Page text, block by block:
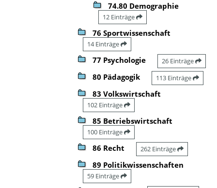
74.80 Demographie
12 Einträge
76 Sportwissenschaft
14 Einträge
77 Psychologie 26 Einträge
80 Pädagogik 113 Einträge
83 Volkswirtschaft
102 Einträge
85 Betriebswirtschaft
100 Einträge
86 Recht 262 Einträge
89 Politikwissenschaften
59 Einträge